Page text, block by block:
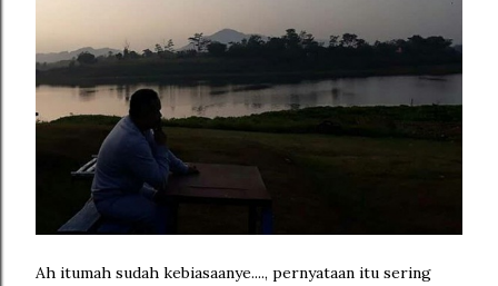
Ah itumah sudah kebiasaanye...., pernyataan itu sering